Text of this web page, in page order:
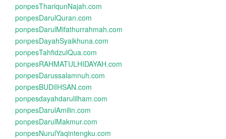
ponpesThariqunNajah.com
ponpesDarulQuran.com
ponpesDarulMifathurrahmah.com
ponpesDayahSyaikhuna.com
ponpesTahfidzulQua.com
ponpesRAHMATULHIDAYAH.com
ponpesDarussalamnuh.com
ponpesBUDiIHSAN.com
ponpesdayahdarulilham.com
ponpesDarulAmilin.com
ponpesDarulMakmur.com
ponpesNurulYaqintengku.com